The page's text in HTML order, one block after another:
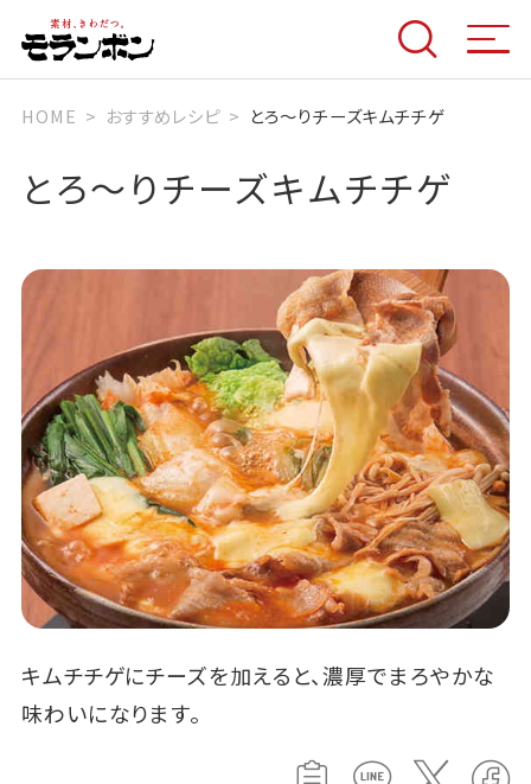
HOME おすすめレシピ とろ～りチーズキムチチゲ
とろ～りチーズキムチチゲ
キムチチゲにチーズを加えると、濃厚でまろやかな
味わいになります。